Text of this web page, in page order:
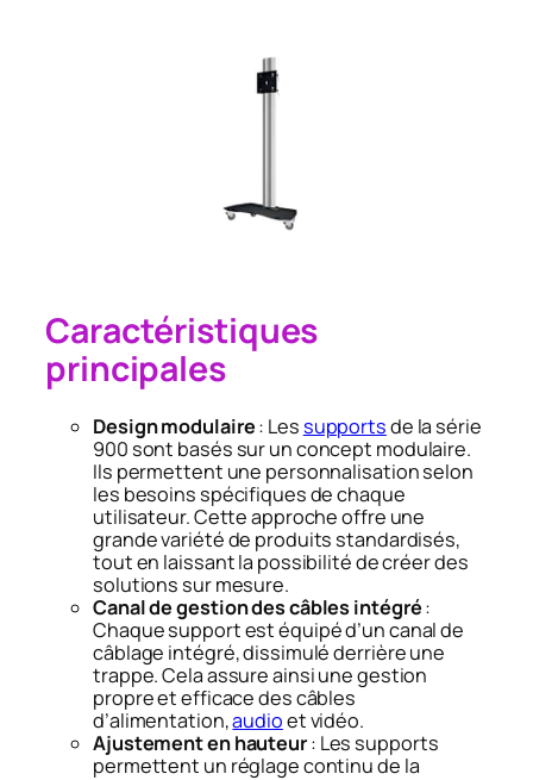
Caractéristiques
principales
Design modulaire: Les supportsde la série
900 sont basés sur un concept modulaire.
Ils permettent une personnalisation selon
les besoins spécifiques de chaque
utilisateur. Cette approche offre une
grande variété de produits standardisés,
tout en laissant la possibilité de créer des
solutions sur mesure.
Canal de gestion des câbles intégré:
Chaque support est équipé d’un canal de
câblage intégré, dissimulé derrière une
trappe. Cela assure ainsi une gestion
propre et efficace des câbles
d’alimentation,audioet vidéo.​
Ajustement en hauteur: Les supports
permettent un réglage continu de la